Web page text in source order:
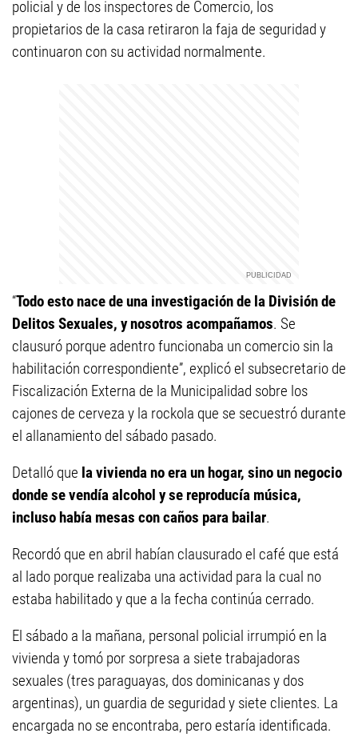
policial y de los inspectores de Comercio, los
propietarios de la casa retiraron la faja de seguridad y
continuaron con su actividad normalmente.
“Todo esto nace de una investigación de la División de
Delitos Sexuales, y nosotros acompañamos. Se
clausuró porque adentro funcionaba un comercio sin la
habilitación correspondiente”, explicó el subsecretario de
Fiscalización Externa de la Municipalidad sobre los
cajones de cerveza y la rockola que se secuestró durante
el allanamiento del sábado pasado.
Detalló que la vivienda no era un hogar, sino un negocio
donde se vendía alcohol y se reproducía música,
incluso había mesas con caños para bailar.
Recordó que en abril habían clausurado el café que está
al lado porque realizaba una actividad para la cual no
estaba habilitado y que a la fecha continúa cerrado.
El sábado a la mañana, personal policial irrumpió en la
vivienda y tomó por sorpresa a siete trabajadoras
sexuales (tres paraguayas, dos dominicanas y dos
argentinas), un guardia de seguridad y siete clientes. La
encargada no se encontraba, pero estaría identificada.